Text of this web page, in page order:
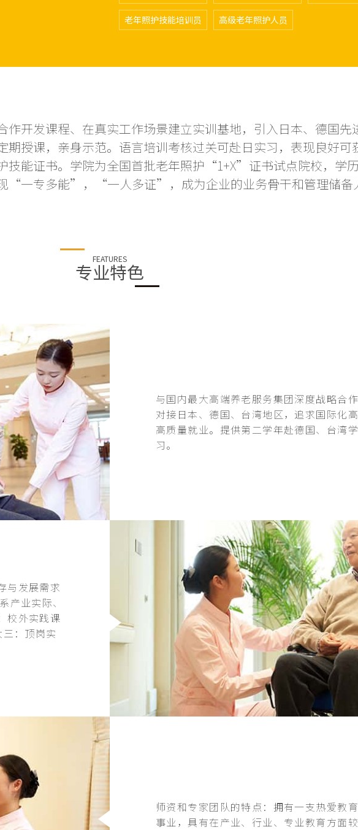
老年照护技能培训员 高级老年照护人员
作开发课程、在真实工作场景建立实训基地，引入日本、德国先
期授课，亲身示范。语言培训考核过关可赴日实习，表现良好可
技能证书。学院为全国首批老年照护“1+X”证书试点院校，学
“一专多能”，“一人多证”，成为企业的业务骨干和管理储备
FEATURES
专业特色
与国内最大高端养老服务集团深度战略合作
对接日本、德国、台湾地区，追求国际化
高质量就业。提供第二学年赴德国、台湾
习。
与发展需求
产业实际、
校外实践课
：顶岗实
师资和专家团队的特点：拥有一支热爱教
事业，具有在产业、行业、专业教育方面